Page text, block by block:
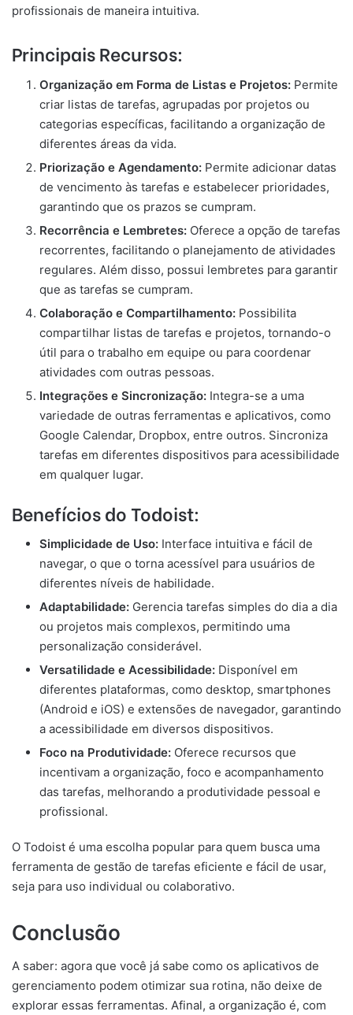
profissionais de maneira intuitiva.
Principais Recursos:
Organização em Forma de Listas e Projetos: Permite
criar listas de tarefas, agrupadas por projetos ou
categorias específicas, facilitando a organização de
diferentes áreas da vida.
Priorização e Agendamento: Permite adicionar datas
de vencimento às tarefas e estabelecer prioridades,
garantindo que os prazos se cumpram.
Recorrência e Lembretes: Oferece a opção de tarefas
recorrentes, facilitando o planejamento de atividades
regulares. Além disso, possui lembretes para garantir
que as tarefas se cumpram.
Colaboração e Compartilhamento: Possibilita
compartilhar listas de tarefas e projetos, tornando-o
útil para o trabalho em equipe ou para coordenar
atividades com outras pessoas.
Integrações e Sincronização: Integra-se a uma
variedade de outras ferramentas e aplicativos, como
Google Calendar, Dropbox, entre outros. Sincroniza
tarefas em diferentes dispositivos para acessibilidade
em qualquer lugar.
Benefícios do Todoist:
Simplicidade de Uso: Interface intuitiva e fácil de
navegar, o que o torna acessível para usuários de
diferentes níveis de habilidade.
Adaptabilidade: Gerencia tarefas simples do dia a dia
ou projetos mais complexos, permitindo uma
personalização considerável.
Versatilidade e Acessibilidade: Disponível em
diferentes plataformas, como desktop, smartphones
(Android e iOS) e extensões de navegador, garantindo
a acessibilidade em diversos dispositivos.
Foco na Produtividade: Oferece recursos que
incentivam a organização, foco e acompanhamento
das tarefas, melhorando a produtividade pessoal e
profissional.
O Todoist é uma escolha popular para quem busca uma
ferramenta de gestão de tarefas eficiente e fácil de usar,
seja para uso individual ou colaborativo.
Conclusão
A saber: agora que você já sabe como os aplicativos de
gerenciamento podem otimizar sua rotina, não deixe de
explorar essas ferramentas. Afinal, a organização é, com